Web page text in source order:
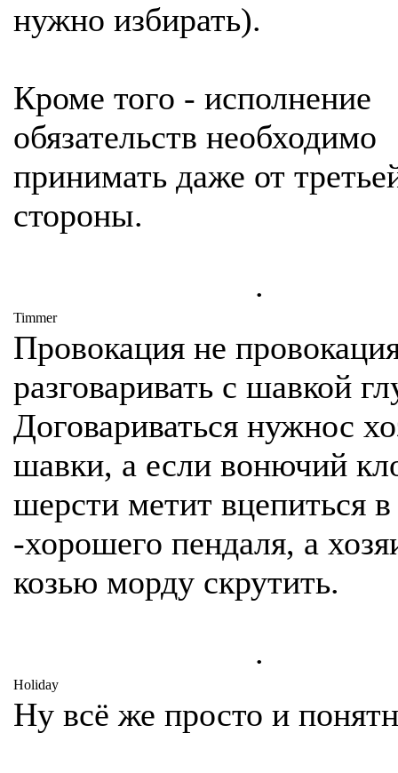
нужно избирать).
Кроме того - исполнение
обязательств необходимо
принимать даже от
стороны.
.
Timmer
Провокация не
разговаривать с шавкой
Договариваться нужнос
шавки, а если вонючий
шерсти метит вцепиться в
-хорошего пендаля, а
козью морду скрутить.
.
Holiday
Ну всё же просто и